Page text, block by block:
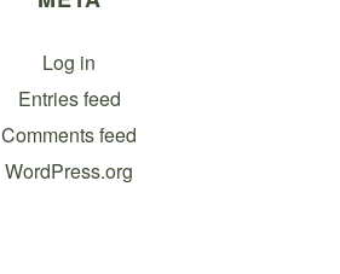
Log in
Entries feed
Comments feed
WordPress.org